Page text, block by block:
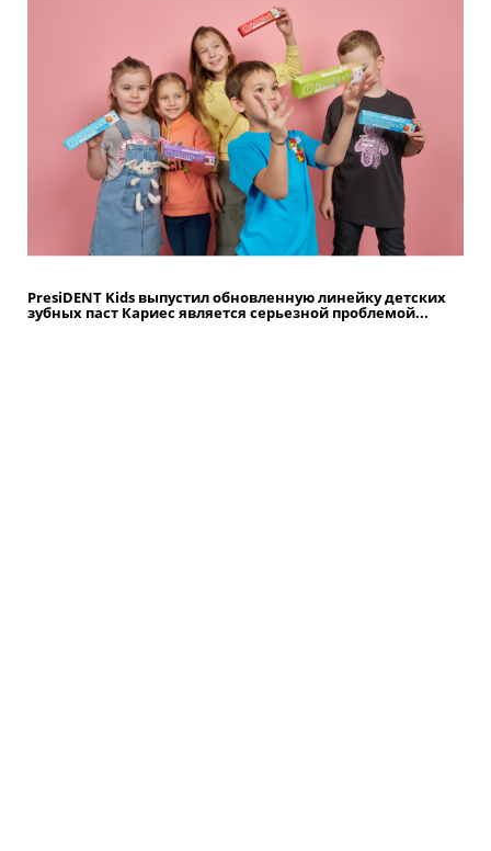
PresiDENT Kids выпустил обновленную линейку детских
зубных паст Кариес является серьезной проблемой...